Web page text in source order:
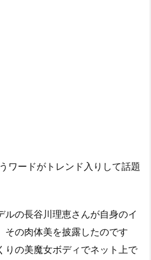
ワードがトレンド入りして話題
ルの長谷川理恵さんが自身のイ
その肉体美を披露したのです
りの美魔女ボディでネット上で